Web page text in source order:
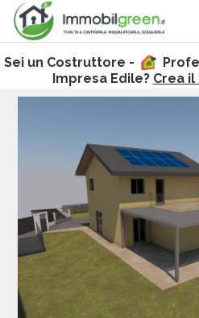
Sei un Costruttore -
Impresa Edile? Crea